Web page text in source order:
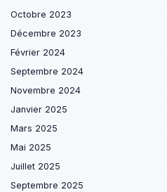
Octobre 2023
Décembre 2023
Février 2024
Septembre 2024
Novembre 2024
Janvier 2025
Mars 2025
Mai 2025
Juillet 2025
Septembre 2025